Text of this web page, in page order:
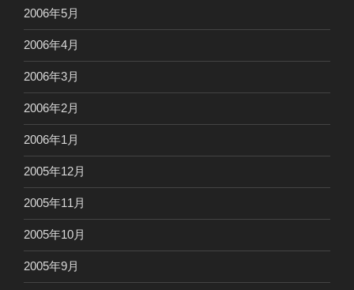
2006年5月
2006年4月
2006年3月
2006年2月
2006年1月
2005年12月
2005年11月
2005年10月
2005年9月